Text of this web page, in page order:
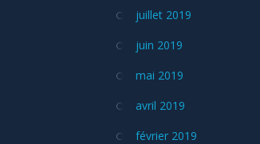
juillet 2019
juin 2019
mai 2019
avril 2019
février 2019